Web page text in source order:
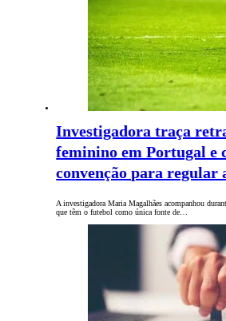
Investigadora traça
feminino em Portugal e
convenção para regular
A investigadora Maria Magalhães acompanhou
que têm o futebol como única fonte de…